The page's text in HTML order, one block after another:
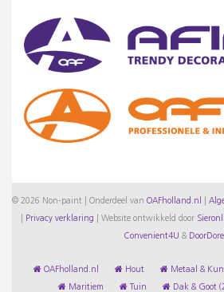
© 2026 Non-paint | Onderdeel van OAFholland.nl
Privacy verklaring Website ontwikkeld door
Convenient4U &
OAFholland.nl Hout Metaal &
Maritiem Tuin Dak & Goot